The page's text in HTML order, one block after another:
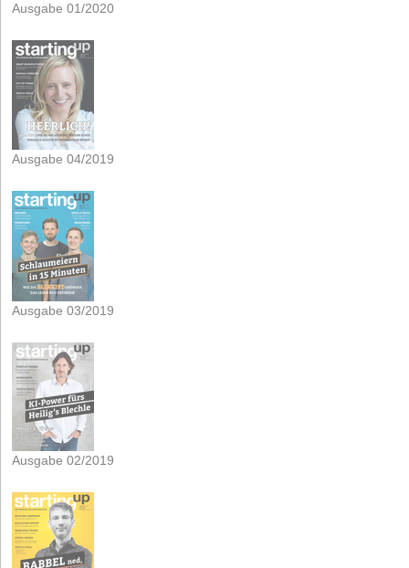
Ausgabe 01/2020
Ausgabe 04/2019
Ausgabe 03/2019
Ausgabe 02/2019